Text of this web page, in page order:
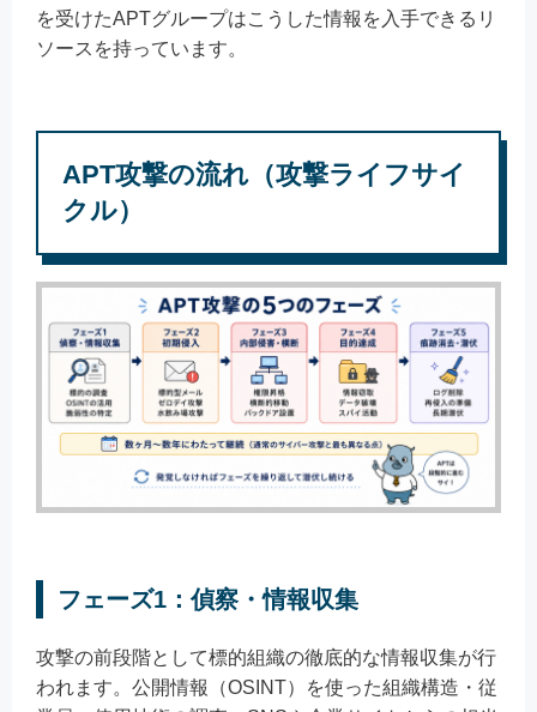
を受けたAPTグループはこうした情報を入手できるリ
ソースを持っています。
APT攻撃の流れ（攻撃ライフサイ
クル）
フェーズ1：偵察・情報収集
攻撃の前段階として標的組織の徹底的な情報収集が行
われます。公開情報（OSINT）を使った組織構造・従